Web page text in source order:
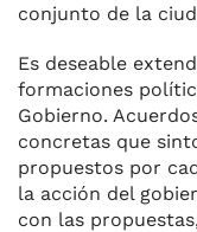
conjunto de la
Es deseable
formaciones
Gobierno.
concretas que
propuestos por
la acción del
con las